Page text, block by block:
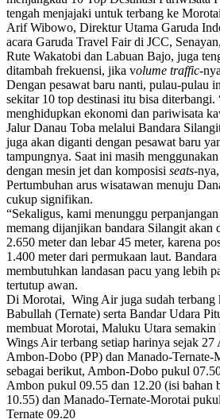
tengah menjajaki untuk terbang ke
Arif Wibowo, Direktur Utama Garuda
acara Garuda Travel Fair di JCC,
Rute Wakatobi dan Labuan Bajo, juga
ditambah frekuensi, jika volume traffic-
Dengan pesawat baru nanti, pulau-pulau
sekitar 10 top destinasi itu bisa diterbangi.
menghidupkan ekonomi dan pariwisata
Jalur Danau Toba melalui Bandara
juga akan diganti dengan pesawat baru
tampungnya. Saat ini masih
dengan mesin jet dan komposisi seats-
Pertumbuhan arus wisatawan menuju
cukup signifikan.
“Sekaligus, kami menunggu
memang dijanjikan bandara Silangit akan
2.650 meter dan lebar 45 meter, karena
1.400 meter dari permukaan laut.
membutuhkan landasan pacu yang lebih
tertutup awan.
Di Morotai, Wing Air juga sudah terbang
Babullah (Ternate) serta Bandar Udara
membuat Morotai, Maluku Utara
Wings Air terbang setiap harinya sejak
Ambon-Dobo (PP) dan Manado-Ternate-
sebagai berikut, Ambon-Dobo pukul
Ambon pukul 09.55 dan 12.20 (isi bahan
10.55) dan Manado-Ternate-Morotai
Ternate 09.20